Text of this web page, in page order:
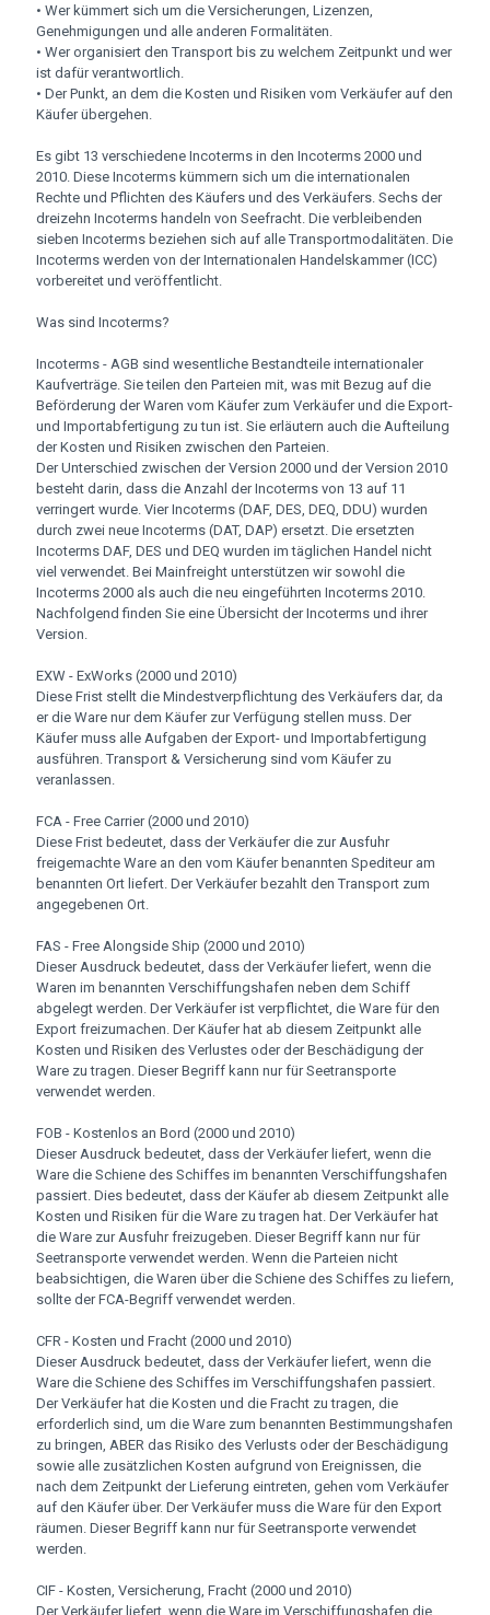
• Wer kümmert sich um die Versicherungen, Lizenzen,
Genehmigungen und alle anderen Formalitäten.
• Wer organisiert den Transport bis zu welchem Zeitpunkt und wer
ist dafür verantwortlich.
• Der Punkt, an dem die Kosten und Risiken vom Verkäufer auf den
Käufer übergehen.
Es gibt 13 verschiedene Incoterms in den Incoterms 2000 und
2010. Diese Incoterms kümmern sich um die internationalen
Rechte und Pflichten des Käufers und des Verkäufers. Sechs der
dreizehn Incoterms handeln von Seefracht. Die verbleibenden
sieben Incoterms beziehen sich auf alle Transportmodalitäten. Die
Incoterms werden von der Internationalen Handelskammer (ICC)
vorbereitet und veröffentlicht.
Was sind Incoterms?
Incoterms - AGB sind wesentliche Bestandteile internationaler
Kaufverträge. Sie teilen den Parteien mit, was mit Bezug auf die
Beförderung der Waren vom Käufer zum Verkäufer und die Export-
und Importabfertigung zu tun ist. Sie erläutern auch die Aufteilung
der Kosten und Risiken zwischen den Parteien.
Der Unterschied zwischen der Version 2000 und der Version 2010
besteht darin, dass die Anzahl der Incoterms von 13 auf 11
verringert wurde. Vier Incoterms (DAF, DES, DEQ, DDU) wurden
durch zwei neue Incoterms (DAT, DAP) ersetzt. Die ersetzten
Incoterms DAF, DES und DEQ wurden im täglichen Handel nicht
viel verwendet. Bei Mainfreight unterstützen wir sowohl die
Incoterms 2000 als auch die neu eingeführten Incoterms 2010.
Nachfolgend finden Sie eine Übersicht der Incoterms und ihrer
Version.
EXW - ExWorks (2000 und 2010)
Diese Frist stellt die Mindestverpflichtung des Verkäufers dar, da
er die Ware nur dem Käufer zur Verfügung stellen muss. Der
Käufer muss alle Aufgaben der Export- und Importabfertigung
ausführen. Transport & Versicherung sind vom Käufer zu
veranlassen.
FCA - Free Carrier (2000 und 2010)
Diese Frist bedeutet, dass der Verkäufer die zur Ausfuhr
freigemachte Ware an den vom Käufer benannten Spediteur am
benannten Ort liefert. Der Verkäufer bezahlt den Transport zum
angegebenen Ort.
FAS - Free Alongside Ship (2000 und 2010)
Dieser Ausdruck bedeutet, dass der Verkäufer liefert, wenn die
Waren im benannten Verschiffungshafen neben dem Schiff
abgelegt werden. Der Verkäufer ist verpflichtet, die Ware für den
Export freizumachen. Der Käufer hat ab diesem Zeitpunkt alle
Kosten und Risiken des Verlustes oder der Beschädigung der
Ware zu tragen. Dieser Begriff kann nur für Seetransporte
verwendet werden.
FOB - Kostenlos an Bord (2000 und 2010)
Dieser Ausdruck bedeutet, dass der Verkäufer liefert, wenn die
Ware die Schiene des Schiffes im benannten Verschiffungshafen
passiert. Dies bedeutet, dass der Käufer ab diesem Zeitpunkt alle
Kosten und Risiken für die Ware zu tragen hat. Der Verkäufer hat
die Ware zur Ausfuhr freizugeben. Dieser Begriff kann nur für
Seetransporte verwendet werden. Wenn die Parteien nicht
beabsichtigen, die Waren über die Schiene des Schiffes zu liefern,
sollte der FCA-Begriff verwendet werden.
CFR - Kosten und Fracht (2000 und 2010)
Dieser Ausdruck bedeutet, dass der Verkäufer liefert, wenn die
Ware die Schiene des Schiffes im Verschiffungshafen passiert.
Der Verkäufer hat die Kosten und die Fracht zu tragen, die
erforderlich sind, um die Ware zum benannten Bestimmungshafen
zu bringen, ABER das Risiko des Verlusts oder der Beschädigung
sowie alle zusätzlichen Kosten aufgrund von Ereignissen, die
nach dem Zeitpunkt der Lieferung eintreten, gehen vom Verkäufer
auf den Käufer über. Der Verkäufer muss die Ware für den Export
räumen. Dieser Begriff kann nur für Seetransporte verwendet
werden.
CIF - Kosten, Versicherung, Fracht (2000 und 2010)
Der Verkäufer liefert, wenn die Ware im Verschiffungshafen die